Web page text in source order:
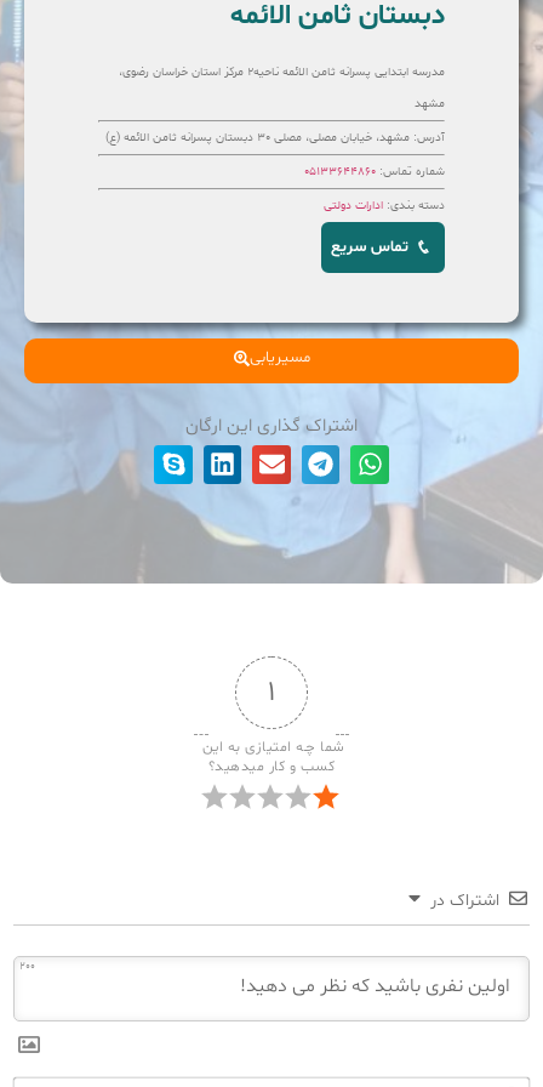
دبستان ثامن الائمه
مدرسه ابتدایی پسرانه ثامن الائمه ناحیه۲ مرکز استان خراسان رضوی،
مشهد
آدرس: مشهد، خیابان مصلی، مصلی ۳۰ دبستان پسرانه ثامن الائمه (ع)
شماره تماس: ۰۵۱۳۳۶۴۴۸۶۰
دسته بندی: ادارات دولتی
تماس سریع
مسیریابی
اشتراک گذاری این ارگان
۱
شما چـه امتیازی به این
کسب و کار میدهید؟
اشتراک در
200